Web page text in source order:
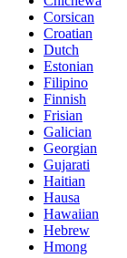
Corsican
Croatian
Dutch
Estonian
Filipino
Finnish
Frisian
Galician
Georgian
Gujarati
Haitian
Hausa
Hawaiian
Hebrew
Hmong